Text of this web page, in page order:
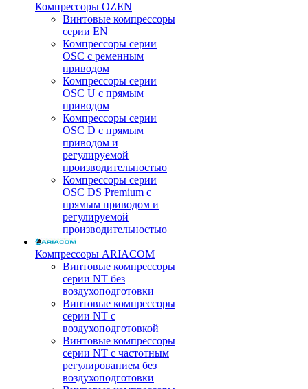
Компрессоры OZEN
Винтовые компрессоры
серии EN
Компрессоры серии
OSC с ременным
приводом
Компрессоры серии
OSC U с прямым
приводом
Компрессоры серии
OSC D с прямым
приводом и
регулируемой
производительностью
Компрессоры серии
OSC DS Premium с
прямым приводом и
регулируемой
производительностью
Компрессоры ARIACOM
Винтовые компрессоры
серии NT без
воздухоподготовки
Винтовые компрессоры
серии NT c
воздухоподготовкой
Винтовые компрессоры
серии NT с частотным
регулированием без
воздухоподготовки